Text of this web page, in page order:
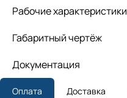
Рабочие характеристики
Габаритный чертёж
Документация
Оплата Доставка